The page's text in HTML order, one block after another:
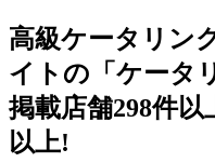
高級ケータリン
イトの「ケータ
掲載店舗298件
以上!